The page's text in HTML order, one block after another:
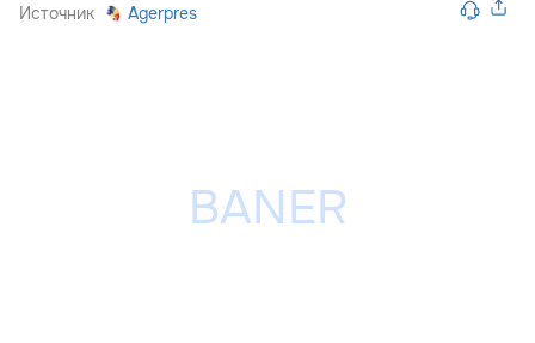
Источник Agerpres